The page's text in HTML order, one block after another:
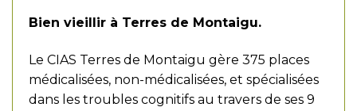
Bien vieillir à Terres de Montaigu.
Le CIAS Terres de Montaigu gère 375 places
médicalisées, non-médicalisées, et spécialisées
dans les troubles cognitifs au travers de ses 9